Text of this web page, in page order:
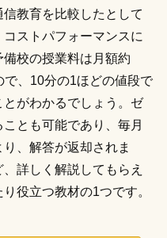
教育を比較したとして
ストパフォーマンスに
校の授業料は月額約
、10分の1ほどの値段で
がわかるでしょう。ゼ
とも可能であり、毎月
、解答が返却されま
詳しく解説してもらえ
役立つ教材の1つです。